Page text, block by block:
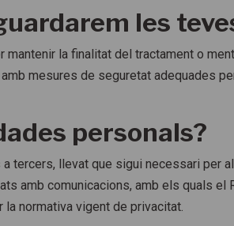
les
mantenir la finalitat del tractament o
mesures de seguretat adequades
personals?
tercers, llevat que sigui necessari per
amb comunicacions, amb els quals el
normativa vigent de privacitat.